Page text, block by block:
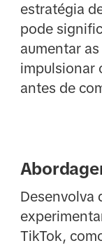
estratégia
pode
aumentar
impulsionar
antes de
Desenvolva
TikTok,